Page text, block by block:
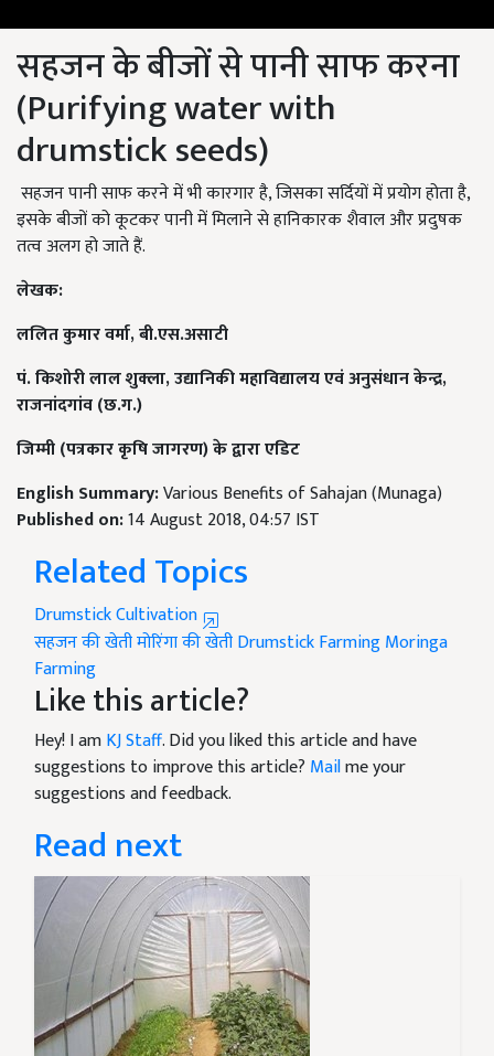
सहजन के बीजों से पानी साफ करना
(Purifying water with
drumstick seeds)
सहजन पानी साफ करने में भी कारगार है, जिसका सर्दियों में प्रयोग होता है,
इसके बीजों को कूटकर पानी में मिलाने से हानिकारक शैवाल और प्रदुषक
तत्व अलग हो जाते हैं.
लेखक:
ललित कुमार वर्मा, बी.एस.असाटी
पं. किशोरी लाल शुक्ला, उद्यानिकी महाविद्यालय एवं अनुसंधान केन्द्र,
राजनांदगांव (छ.ग.)
जिम्मी (पत्रकार कृषि जागरण) के द्वारा एडिट
English Summary:Various Benefits of Sahajan (Munaga)
Published on:14 August 2018, 04:57 IST
Related Topics
Drumstick Cultivation
सहजन की खेतीमोरिंगा की खेतीDrumstick FarmingMoringa
Farming
Like this article?
Hey! I amKJ Staff. Did you liked this article and have
suggestions to improve this article? Mailme your
suggestions and feedback.
Read next